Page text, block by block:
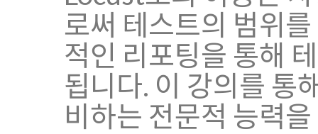
로써 테스트의 범위
적인 리포팅을 통해
됩니다. 이 강의를 통
비하는 전문적 능력